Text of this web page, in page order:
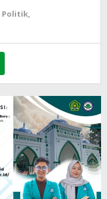
Politik,